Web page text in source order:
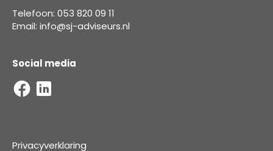
Telefoon: 053 820 09 11
Email: info@sj-adviseurs.nl
Social media
Privacyverklaring